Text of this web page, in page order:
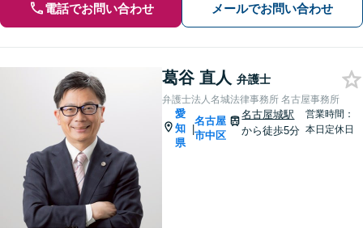
電話でお問い合わせ メールでお問い合わせ
葛谷 直人 弁護士
弁護士法人名城法律事務所 名古屋事務所
愛
知
県
|
名古屋
市中区
名古屋城駅
から徒歩5分
営業時間：
本日定休日